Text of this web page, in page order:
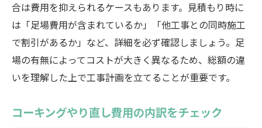
合は費用を抑えられるケースもあります。見積もり時に
は「足場費用が含まれているか」「他工事との同時施工
で割引があるか」など、詳細を必ず確認しましょう。足
場の有無によってコストが大きく異なるため、総額の違
いを理解した上で工事計画を立てることが重要です。
コーキングやり直し費用の内訳をチェック